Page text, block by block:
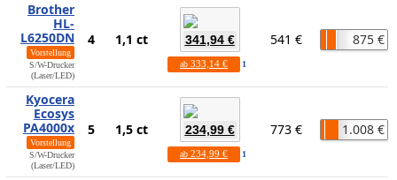
Brother
HL-
L6250DN
Vorstellung
S/W-Drucker
(Laser/LED)
4 1,1 ct 341,94 €
ab 333,14 € 1
541 € 875 €
Kyocera
Ecosys
PA4000x
Vorstellung
S/W-Drucker
(Laser/LED)
5 1,5 ct 234,99 €
ab 234,99 € 1
773 € 1.008 €